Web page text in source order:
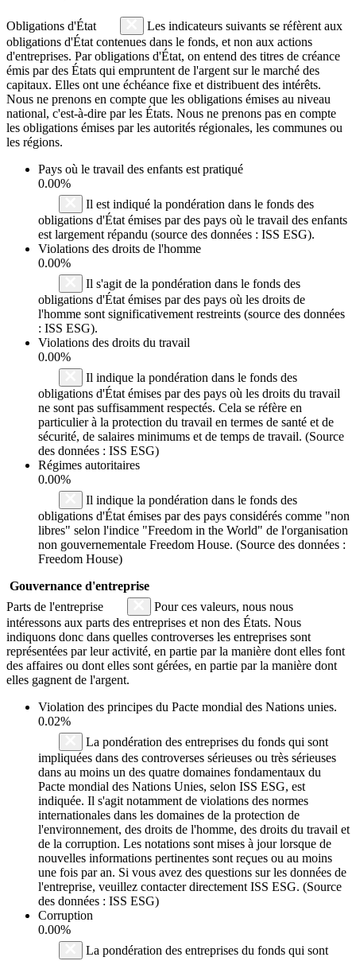
Obligations d'État
Les indicateurs suivants se réfèrent aux
obligations d'État contenues dans le fonds, et non aux actions
d'entreprises. Par obligations d'État, on entend des titres de créance
émis par des États qui empruntent de l'argent sur le marché des
capitaux. Elles ont une échéance fixe et distribuent des intérêts.
Nous ne prenons en compte que les obligations émises au niveau
national, c'est-à-dire par les États. Nous ne prenons pas en compte
les obligations émises par les autorités régionales, les communes ou
les régions.
Pays où le travail des enfants est pratiqué
0.00%
Il est indiqué la pondération dans le fonds des
obligations d'État émises par des pays où le travail des enfants
est largement répandu (source des données : ISS ESG).
Violations des droits de l'homme
0.00%
Il s'agit de la pondération dans le fonds des
obligations d'État émises par des pays où les droits de
l'homme sont significativement restreints (source des données
: ISS ESG).
Violations des droits du travail
0.00%
Il indique la pondération dans le fonds des
obligations d'État émises par des pays où les droits du travail
ne sont pas suffisamment respectés. Cela se réfère en
particulier à la protection du travail en termes de santé et de
sécurité, de salaires minimums et de temps de travail. (Source
des données : ISS ESG)
Régimes autoritaires
0.00%
Il indique la pondération dans le fonds des
obligations d'État émises par des pays considérés comme "non
libres" selon l'indice "Freedom in the World" de l'organisation
non gouvernementale Freedom House. (Source des données :
Freedom House)
Gouvernance d'entreprise
Parts de l'entreprise
Pour ces valeurs, nous nous
intéressons aux parts des entreprises et non des États. Nous
indiquons donc dans quelles controverses les entreprises sont
représentées par leur activité, en partie par la manière dont elles font
des affaires ou dont elles sont gérées, en partie par la manière dont
elles gagnent de l'argent.
Violation des principes du Pacte mondial des Nations unies.
0.02%
La pondération des entreprises du fonds qui sont
impliquées dans des controverses sérieuses ou très sérieuses
dans au moins un des quatre domaines fondamentaux du
Pacte mondial des Nations Unies, selon ISS ESG, est
indiquée. Il s'agit notamment de violations des normes
internationales dans les domaines de la protection de
l'environnement, des droits de l'homme, des droits du travail et
de la corruption. Les notations sont mises à jour lorsque de
nouvelles informations pertinentes sont reçues ou au moins
une fois par an. Si vous avez des questions sur les données de
l'entreprise, veuillez contacter directement ISS ESG. (Source
des données : ISS ESG)
Corruption
0.00%
La pondération des entreprises du fonds qui sont